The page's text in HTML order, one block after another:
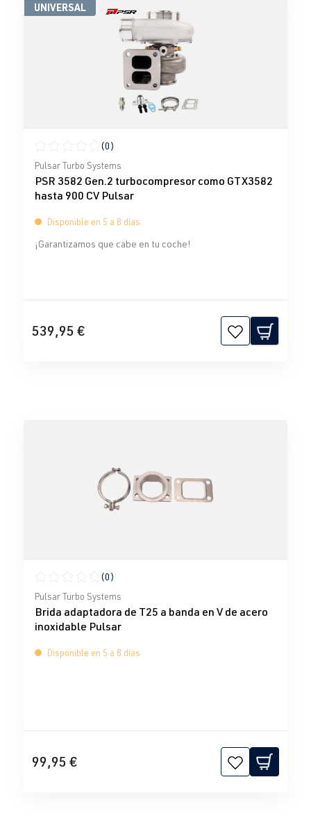
UNIVERSAL
Calificación promedio de 0 de 5 estrellas
(0)
Pulsar Turbo Systems
PSR 3582 Gen.2 turbocompresor como GTX3582
hasta 900 CV Pulsar
Disponible en 5 a 8 días
¡Garantizamos que cabe en tu coche!
539,95 €
Calificación promedio de 0 de 5 estrellas
(0)
Pulsar Turbo Systems
Brida adaptadora de T25 a banda en V de acero
inoxidable Pulsar
Disponible en 5 a 8 días
99,95 €